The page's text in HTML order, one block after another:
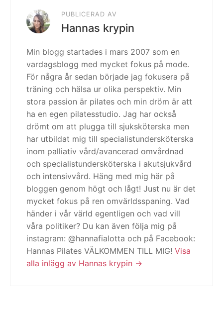
PUBLICERAD AV
Hannas krypin
Min blogg startades i mars 2007 som en
vardagsblogg med mycket fokus på mode.
För några år sedan började jag fokusera på
träning och hälsa ur olika perspektiv. Min
stora passion är pilates och min dröm är att
ha en egen pilatesstudio. Jag har också
drömt om att plugga till sjuksköterska men
har utbildat mig till specialistundersköterska
inom palliativ vård/avancerad omvårdnad
och specialistundersköterska i akutsjukvård
och intensivvård. Häng med mig här på
bloggen genom högt och lågt! Just nu är det
mycket fokus på ren omvärldsspaning. Vad
händer i vår värld egentligen och vad vill
våra politiker? Du kan även följa mig på
instagram: @hannafialotta och på Facebook:
Hannas Pilates VÄLKOMMEN TILL MIG! Visa
alla inlägg av Hannas krypin